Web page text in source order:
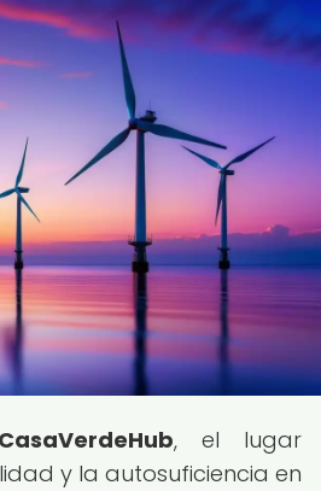
CasaVerdeHub, el lugar
y la autosuficiencia en